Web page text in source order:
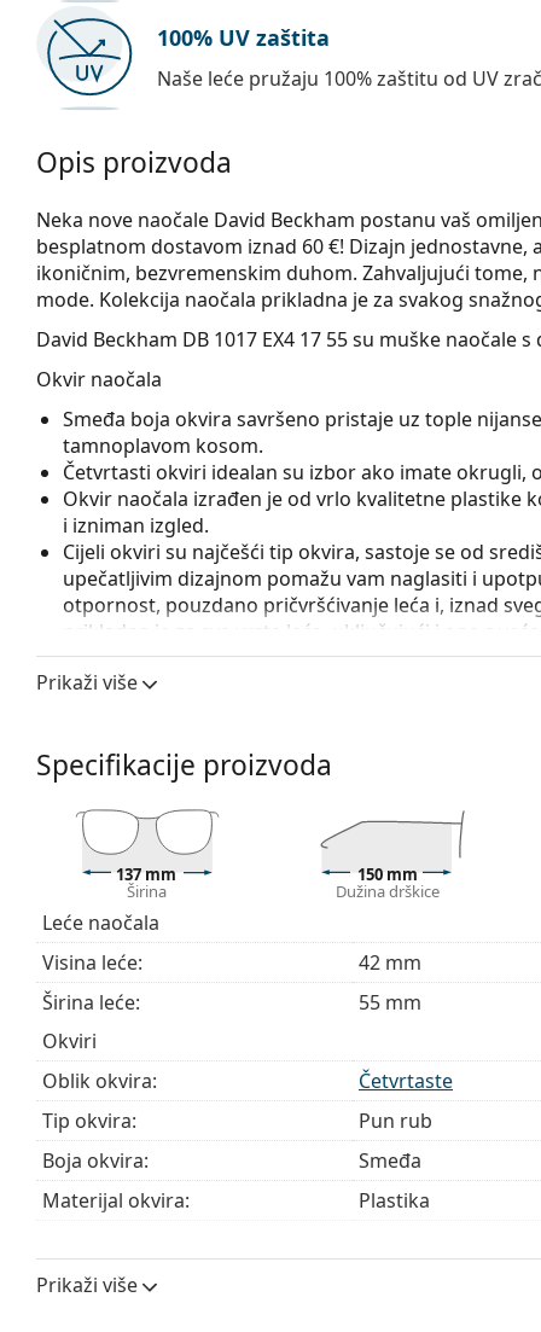
100% UV zaštita
Naše leće pružaju 100% zaštitu od UV
Opis proizvoda
Neka nove naočale David Beckham postanu vaš
besplatnom dostavom iznad 60 €! Dizajn jednostavne,
ikoničnim, bezvremenskim duhom. Zahvaljujući tome,
mode. Kolekcija naočala prikladna je za svakog
David Beckham DB 1017 EX4 17 55su muške naočale
Okvir naočala
Smeđa boja okvira savršeno pristaje uz tople
tamnoplavom kosom.
Četvrtasti okviri idealan su izbor ako imate okrugli,
Okvir naočala izrađen je od vrlo kvalitetne plastike
i izniman izgled.
Cijeli okviri su najčešći tip okvira, sastoje se od
upečatljivim dizajnom pomažu vam naglasiti i
otpornost, pouzdano pričvršćivanje leća i, iznad
prikladna je za sve vrste leća, uključujući i one s
Flexi šarka sa ugrađenom oprugom omogućava
stavljanje naočala. Okvir je zahvaljujući tome
Naočale isporučujemo s originalnom futrolom. Boja
Krpa koja se nalazi u pakiranju idealna je za
sadržavati tekstilnu vrećicu.
Istražite cijelu ponudu
dioptrijskih naočala kako biste
kupnju naočala ako trebate pomoć pri odabiru.
Ovo je medicinski proizvod. Prije uporabe pročitajte
Prikaži više
Specifikacije proizvoda
137 mm
Širina
150 mm
Dužina drškice
Leće naočala
Visina leće:
42 mm
Širina leće:
55 mm
Okviri
Oblik okvira:
Četvrtaste
Tip okvira:
Pun rub
Boja okvira:
Smeđa
Materijal okvira:
Plastika
Širina:
Prikaži više